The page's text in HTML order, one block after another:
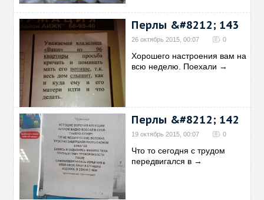
Перлы &#8212; 143
26 октябрь 2015, 00:07 0
Хорошего настроения вам на
всю неделю. Поехали →
Перлы &#8212; 142
19 октябрь 2015, 00:07 0
Что то сегодня с трудом
передвигался в →